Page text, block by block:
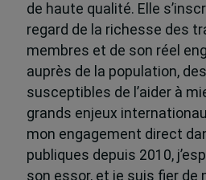
de haute qualité. Elle
regard de la richesse des
membres et de son réel
auprès de la population,
susceptibles de l’aider à
grands enjeux
mon engagement direct
publiques depuis 2010,
son essor, et je suis fier de